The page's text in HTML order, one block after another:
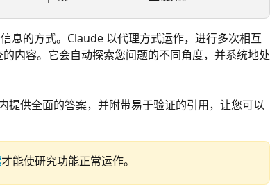
息的方式。Claude 以代理方式运作，进行多次相互
内容。它会自动探索您问题的不同角度，并系统地处
提供全面的答案，并附带易于验证的引用，让您可以
才能使研究功能正常运作。